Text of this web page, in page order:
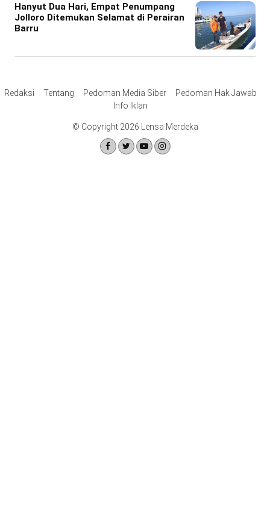
Hanyut Dua Hari, Empat Penumpang
Jolloro Ditemukan Selamat di Perairan
Barru
Redaksi Tentang Pedoman Media Siber
Pedoman Hak Jawab
Info Iklan
© Copyright 2026 Lensa Merdeka